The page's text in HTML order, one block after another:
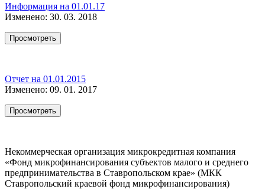
Информация на 01.01.17
Изменено: 30. 03. 2018
Просмотреть
Отчет на 01.01.2015
Изменено: 09. 01. 2017
Просмотреть
Некоммерческая организация микрокредитная компания
«Фонд микрофинансирования субъектов малого и среднего
предпринимательства в Ставропольском крае» (МКК
Ставропольский краевой фонд микрофинансирования)